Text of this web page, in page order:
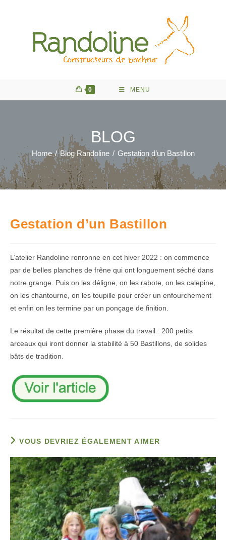
0 MENU
BLOG
Home / Blog Randoline / Gestation d’un Bastillon
Gestation d’un Bastillon
L’atelier Randoline ronronne en cet hiver 2022 : on commence
par de belles planches de frêne qui ont longuement séché dans
notre grange. Puis on les déligne, on les rabote, on les calepine,
on les chantourne, on les toupille pour créer un enfourchement
et enfin on les termine par un ponçage de finition.
Le résultat de cette première phase du travail : 200 petits
arceaux qui iront donner la stabilité à 50 Bastillons, de solides
bâts de tradition.
VOUS DEVRIEZ ÉGALEMENT AIMER